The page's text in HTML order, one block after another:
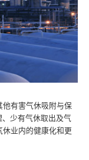
他有害气休吸附与保
少有气休取出及气
业内的健康化和更